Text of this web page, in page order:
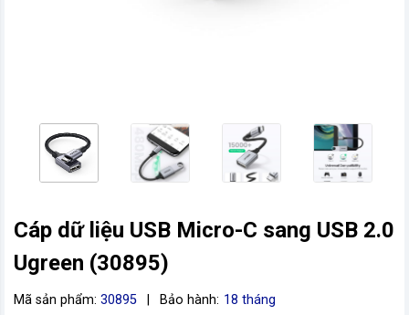
Cáp dữ liệu USB Micro-C sang USB 2.0
Ugreen (30895)
Mã sản phẩm: 30895 Bảo hành: 18 tháng